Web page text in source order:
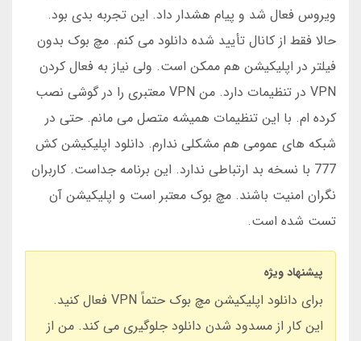
ویروس فعال شد و پیام هشدار داد. این تجربه بدی بود.
حالا فقط از کانال تأیید شده دانلود می کنم. مچ بوک بدون
فیلتر در اپلیکیشن هم ممکن است. ولی نیاز به فعال کردن
VPN در تنظیمات دارد. من VPN معتبری را در گوشی نصب
کرده ام. با این تنظیمات همیشه متصل می مانم. حتی در
شبکه های عمومی هم مشکلی ندارم. دانلود اپلیکیشن کش
777 با نسخه بد ارتباطی ندارد. این برنامه جداست. کاربران
نگران امنیت باشند. مچ بوک معتبر است و اپلیکیشن آن
تست شده است.
پیشنهاد ویژه
برای دانلود اپلیکیشن مچ بوک حتماً VPN فعال کنید.
این کار از مسدود شدن دانلود جلوگیری می کند. من از